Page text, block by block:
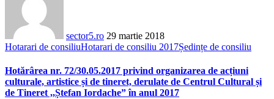
sector5.ro 29 martie 2018
Hotarari de consiliuHotarari de consiliu 2017Ședințe de consiliu
Hotărârea nr. 72/30.05.2017 privind organizarea de acțiuni
culturale, artistice și de tineret, derulate de Centrul Cultural și
de Tineret ,,Ștefan Iordache” în anul 2017